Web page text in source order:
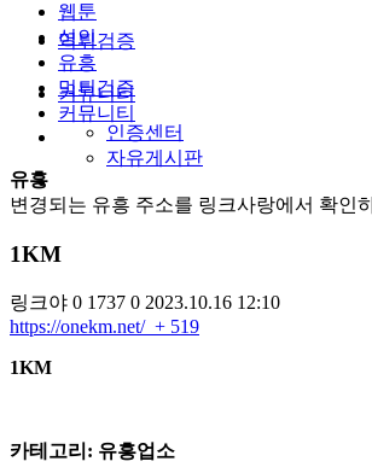
먹튀검증
커뮤니티
인증센터
자유게시판
웹툰
성인
유흥
먹튀검증
커뮤니티
유흥
변경되는 유흥 주소를 링크사랑에서 확인
1KM
링크야 0 1737 0 2023.10.16 12:10
https://onekm.net/ + 519
​1KM
카테고리: 유흥업소